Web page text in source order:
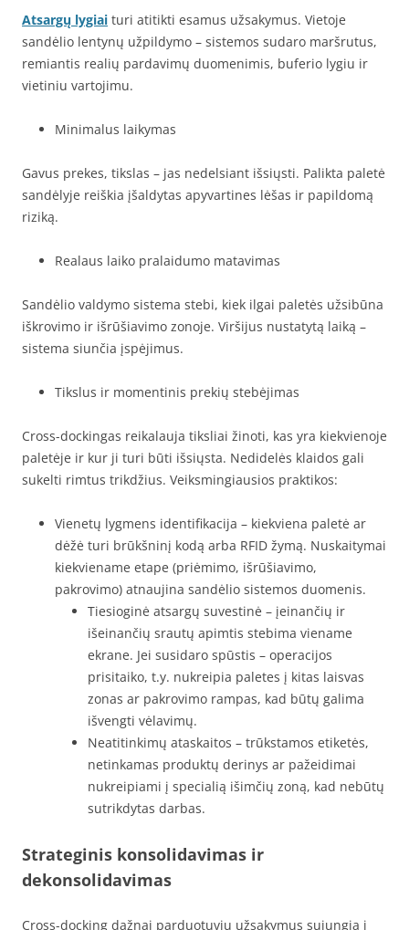
Atsargų lygiai turi atitikti esamus užsakymus. Vietoje
sandėlio lentynų užpildymo – sistemos sudaro maršrutus,
remiantis realių pardavimų duomenimis, buferio lygiu ir
vietiniu vartojimu.
Minimalus laikymas
Gavus prekes, tikslas – jas nedelsiant išsiųsti. Palikta paletė
sandėlyje reiškia įšaldytas apyvartines lėšas ir papildomą
riziką.
Realaus laiko pralaidumo matavimas
Sandėlio valdymo sistema stebi, kiek ilgai paletės užsibūna
iškrovimo ir išrūšiavimo zonoje. Viršijus nustatytą laiką –
sistema siunčia įspėjimus.
Tikslus ir momentinis prekių stebėjimas
Cross-dockingas reikalauja tiksliai žinoti, kas yra kiekvienoje
paletėje ir kur ji turi būti išsiųsta. Nedidelės klaidos gali
sukelti rimtus trikdžius. Veiksmingiausios praktikos:
Vienetų lygmens identifikacija – kiekviena paletė ar
dėžė turi brūkšninį kodą arba RFID žymą. Nuskaitymai
kiekviename etape (priėmimo, išrūšiavimo,
pakrovimo) atnaujina sandėlio sistemos duomenis.
Tiesioginė atsargų suvestinė – įeinančių ir
išeinančių srautų apimtis stebima viename
ekrane. Jei susidaro spūstis – operacijos
prisitaiko, t.y. nukreipia paletes į kitas laisvas
zonas ar pakrovimo rampas, kad būtų galima
išvengti vėlavimų.
Neatitinkimų ataskaitos – trūkstamos etiketės,
netinkamas produktų derinys ar pažeidimai
nukreipiami į specialią išimčių zoną, kad nebūtų
sutrikdytas darbas.
Strateginis konsolidavimas ir
dekonsolidavimas
Cross-docking dažnai parduotuvių užsakymus sujungia į